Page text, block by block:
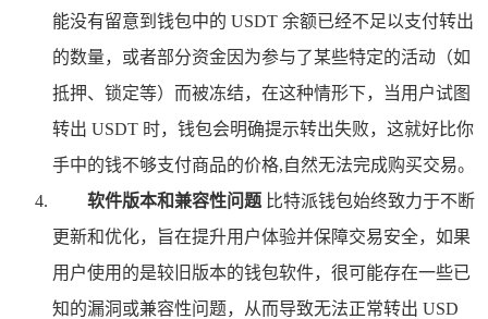
能没有留意到钱包中的 USDT 余额已经不足以支付转出
的数量，或者部分资金因为参与了某些特定的活动（如
抵押、锁定等）而被冻结，在这种情形下，当用户试图
转出 USDT 时，钱包会明确提示转出失败，这就好比你
手中的钱不够支付商品的价格,自然无法完成购买交易。
软件版本和兼容性问题 比特派钱包始终致力于不断
更新和优化，旨在提升用户体验并保障交易安全，如果
用户使用的是较旧版本的钱包软件，很可能存在一些已
知的漏洞或兼容性问题，从而导致无法正常转出 USD